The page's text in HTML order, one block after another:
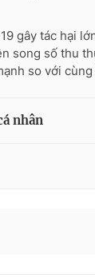
gây tác hại
song số thu
so với
nhân